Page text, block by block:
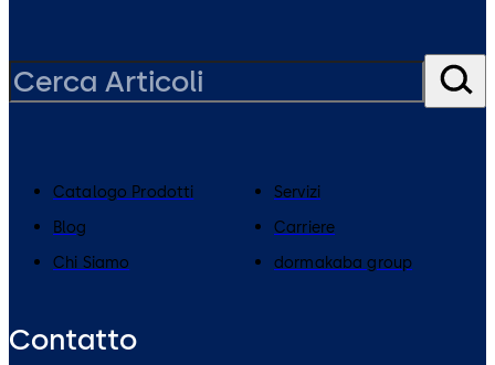
Catalogo Prodotti
Servizi
Blog
Carriere
Chi Siamo
dormakaba group
Contatto